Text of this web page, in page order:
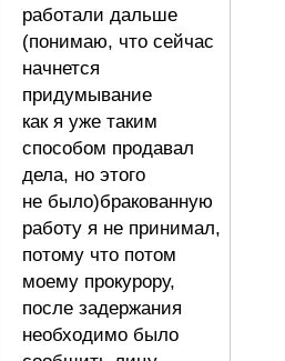
работали дальше
(понимаю, что сейчас
начнется
придумывание
как я уже таким
способом продавал
дела, но этого
не было)бракованную
работу я не принимал,
потому что потом
моему прокурору,
после задержания
необходимо было